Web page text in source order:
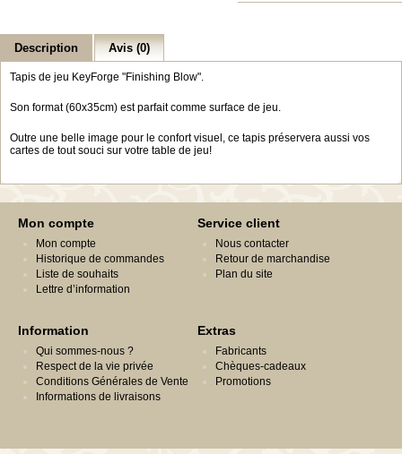
Description Avis (0)
Tapis de jeu KeyForge "Finishing Blow".
Son format (60x35cm) est parfait comme surface de jeu.
Outre une belle image pour le confort visuel, ce tapis préservera aussi vos
cartes de tout souci sur votre table de jeu!
Mon compte
Mon compte
Historique de commandes
Liste de souhaits
Lettre d’information
Service client
Nous contacter
Retour de marchandise
Plan du site
Information
Qui sommes-nous ?
Respect de la vie privée
Conditions Générales de Vente
Informations de livraisons
Extras
Fabricants
Chèques-cadeaux
Promotions